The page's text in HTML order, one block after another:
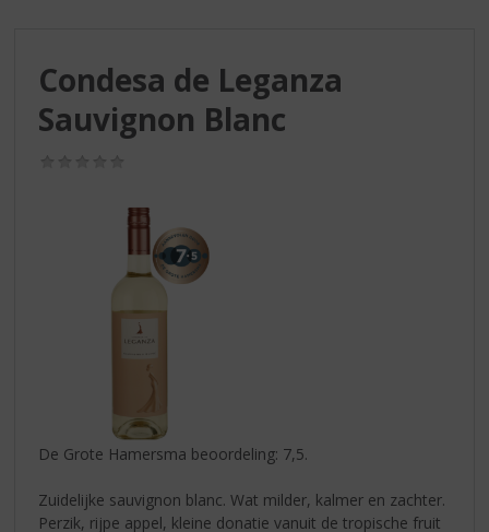
Condesa de Leganza
Sauvignon Blanc
De Grote Hamersma beoordeling: 7,5.
Zuidelijke sauvignon blanc. Wat milder, kalmer en zachter.
Perzik, rijpe appel, kleine donatie vanuit de tropische fruit